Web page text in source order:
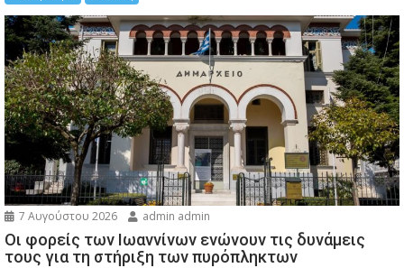
7 Αυγούστου 2026 admin admin
Οι φορείς των Ιωαννίνων ενώνουν τις δυνάμεις
τους για τη στήριξη των πυρόπληκτων